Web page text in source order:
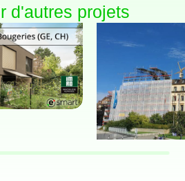
d'autres projets